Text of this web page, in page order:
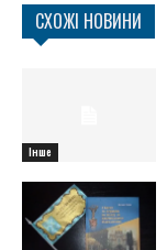
СХОЖІ НОВИНИ
Інше